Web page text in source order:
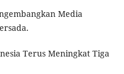
Media
Terus Meningkat Tiga